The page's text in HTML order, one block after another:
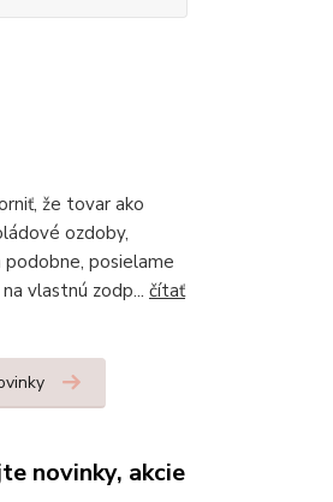
že tovar ako
ozdoby,
podobne, posielame
vlastnú zodp... čítať
novinky, akcie